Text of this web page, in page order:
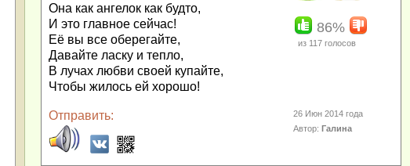
Она как ангелок как будто,
И это главное сейчас!
Её вы все оберегайте,
Давайте ласку и тепло,
В лучах любви своей купайте,
Чтобы жилось ей хорошо!
86%
из 117 голосов
Отправить:
26 Июн 2014 года
Автор:Галина